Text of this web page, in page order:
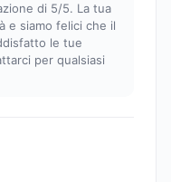
di 5/5. La tua
e siamo felici che il
le tue
per qualsiasi